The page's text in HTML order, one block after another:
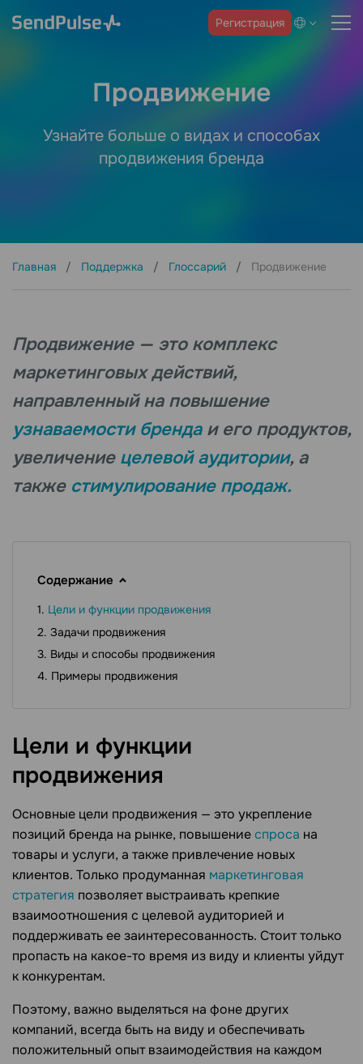
Регистрация
Продвижение
Узнайте больше о видах и способах
продвижения бренда
Главная Поддержка Глоссарий Продвижение
Продвижение — это комплекс
маркетинговых действий,
направленный на повышение
узнаваемости брендаи его продуктов,
увеличение целевой аудитории, а
также стимулирование продаж.
Содержание
Цели и функции продвижения
Задачи продвижения
Виды и способы продвижения
Примеры продвижения
Цели и функции
продвижения
Основные цели продвижения — это укрепление
позиций бренда на рынке, повышениеспроса на
товары и услуги, а также привлечение новых
клиентов. Только продуманная маркетинговая
стратегия позволяет выстраивать крепкие
взаимоотношения с целевой аудиторией и
поддерживать ее заинтересованность. Стоит только
пропасть на какое-то время из виду и клиенты уйдут
к конкурентам.
Поэтому, важно выделяться на фоне других
компаний, всегда быть на виду и обеспечивать
положительный опыт взаимодействия на каждом